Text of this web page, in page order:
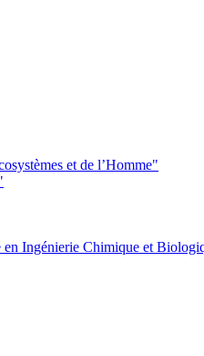
et de l’Homme"
Ingénierie Chimique et